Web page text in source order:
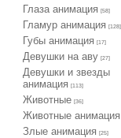
Глаза анимация [58]
Гламур анимация [128]
Губы анимация [17]
Девушки на аву [27]
Девушки и звезды
анимация
[113]
Животные [36]
Животные анимация
Злые анимация [25]